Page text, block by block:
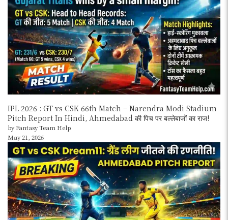
IPL 2026 : GT vs CSK 66th Match – Narendra Modi Stadium
Pitch Report In Hindi, Ahmedabad की पिच पर बल्लेबाजों का राज!
by Fantasy Team Help
May 21, 2026